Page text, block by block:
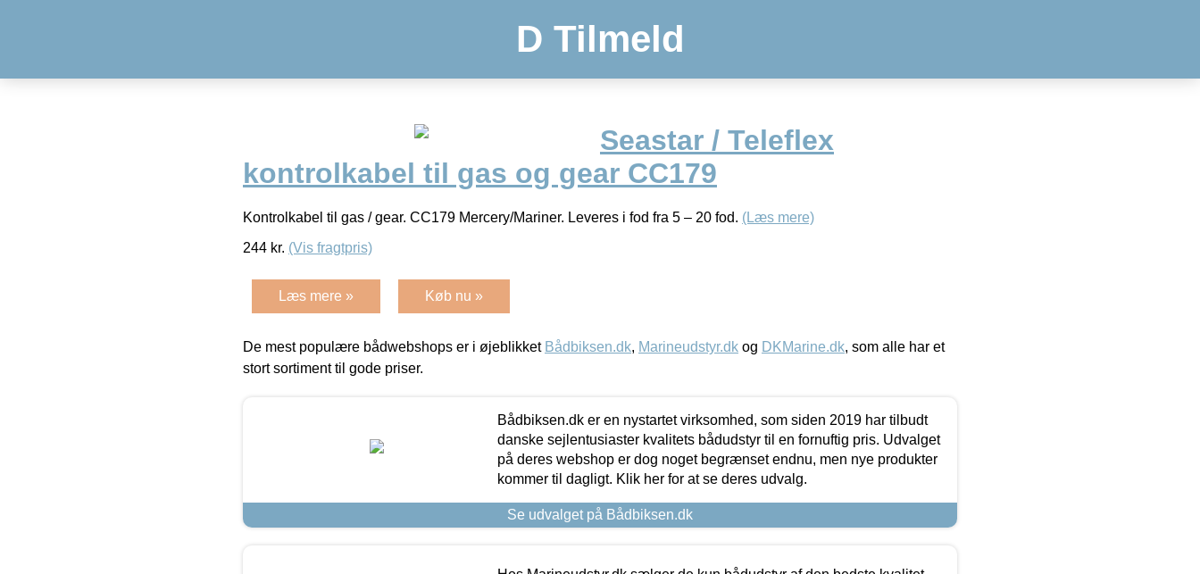
D Tilmeld
Seastar / Teleflex
kontrolkabel til gas og gear CC179
Kontrolkabel til gas / gear. CC179 Mercery/Mariner. Leveres i fod fra 5 – 20 fod. (Læs mere)
244 kr. (Vis fragtpris)
Læs mere » Køb nu »
De mest populære bådwebshops er i øjeblikket Bådbiksen.dk, Marineudstyr.dk og DKMarine.dk, som alle har et
stort sortiment til gode priser.
Bådbiksen.dk er en nystartet virksomhed, som siden 2019 har tilbudt
danske sejlentusiaster kvalitets bådudstyr til en fornuftig pris. Udvalget
på deres webshop er dog noget begrænset endnu, men nye produkter
kommer til dagligt. Klik her for at se deres udvalg.
Se udvalget på Bådbiksen.dk